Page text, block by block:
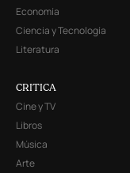
Economía
Ciencia y Tecnología
Literatura
CRITICA
Cine y TV
Libros
Música
Arte